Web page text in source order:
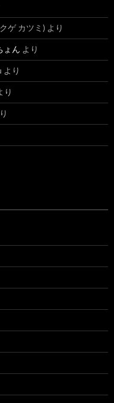
ゲ カツミ) より
ょん より
より
り